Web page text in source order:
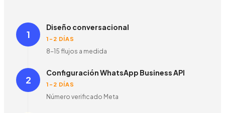
1
Diseño conversacional
1-2 DÍAS
8-15 flujos a medida
2
Configuración WhatsApp Business API
1-2 DÍAS
Número verificado Meta